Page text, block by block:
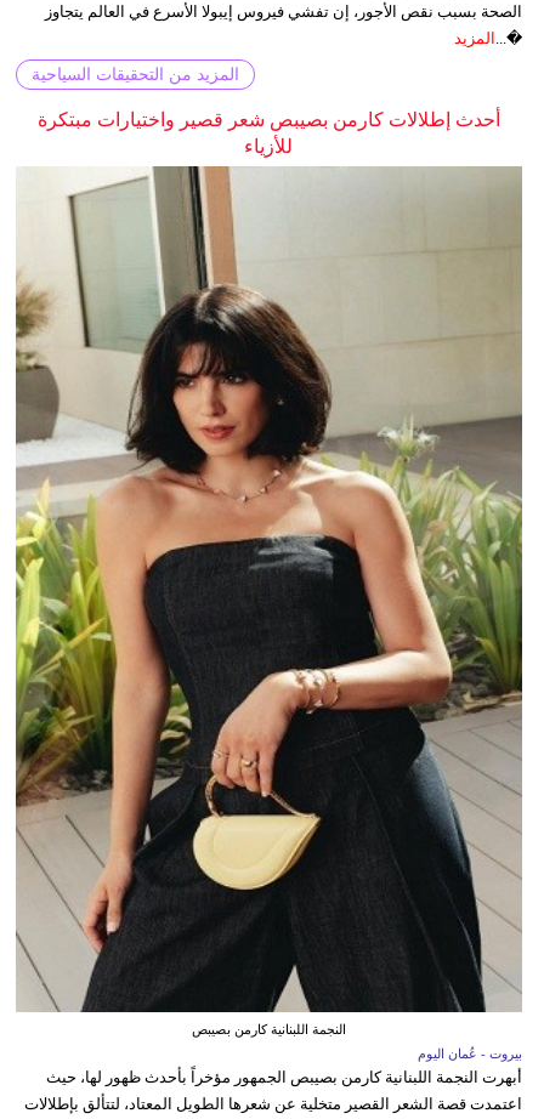
الصحة بسبب نقص الأجور، إن تفشي فيروس إيبولا الأسرع في العالم يتجاوز
�... المزيد
المزيد من التحقيقات السياحية
أحدث إطلالات كارمن بصيبص شعر قصير واختيارات مبتكرة
للأزياء
النجمة اللبنانية كارمن بصيبص
بيروت - عُمان اليوم
أبهرت النجمة اللبنانية كارمن بصيبص الجمهور مؤخراً بأحدث ظهور لها، حيث
اعتمدت قصة الشعر القصير متخلية عن شعرها الطويل المعتاد، لتتألق بإطلالات